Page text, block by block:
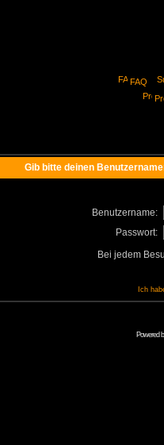
FAQ
Gib bitte deinen
Benutzername:
Passwort:
Bei jedem
Ich
Powered